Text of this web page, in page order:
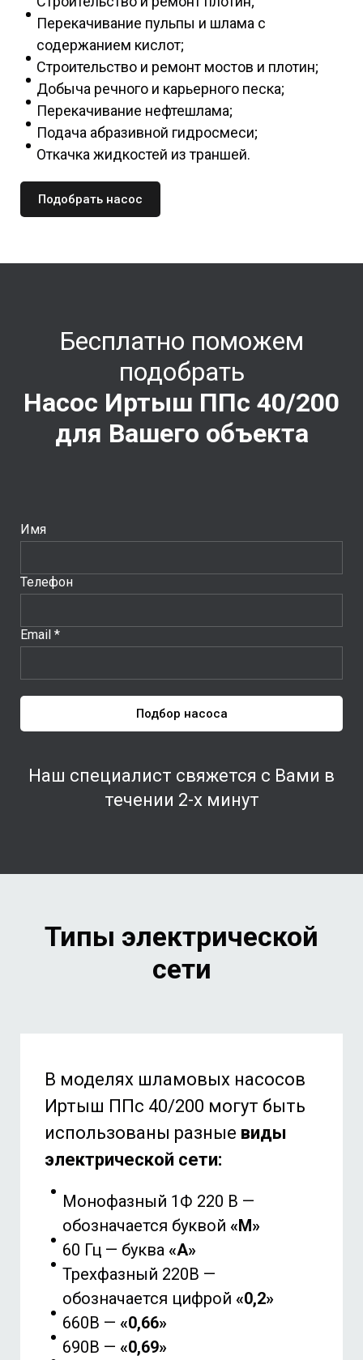
Перекачивание пульпы и шлама с
содержанием кислот;
Строительство и ремонт мостов и плотин;
Добыча речного и карьерного песка;
Перекачивание нефтешлама;
Подача абразивной гидросмеси;
Откачка жидкостей из траншей.
Подобрать насос
Бесплатно поможем
подобрать
Насос Иртыш ППс 40/200
для Вашего объекта
Имя
Телефон
Email *
Подбор насоса
Наш специалист свяжется с Вами в
течении 2-х минут
Типы электрической
сети
В моделях шламовых насосов
Иртыш ППс 40/200 могут быть
использованы разные виды
электрической сети:
Монофазный 1Ф 220 В —
обозначается буквой «М»
60 Гц — буква «А»
Трехфазный 220В —
обозначается цифрой «0,2»
660В — «0,66»
690В — «0,69»